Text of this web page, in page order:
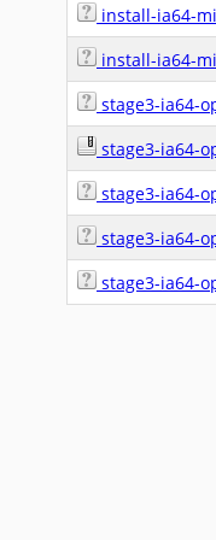
install-ia64-
install-ia64-
stage3-ia64-
stage3-ia64-
stage3-ia64-
stage3-ia64-
stage3-ia64-